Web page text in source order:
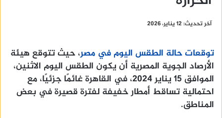
آخر تحديث: 12 يناير، 2026
توقعات حالة الطقس اليوم في مصر، حيث تتوقع هيئة
الأرصاد الجوية المصرية أن يكون الطقس اليوم الاثنين،
الموافق 15 يناير 2024، في القاهرة غائمًا جزئيًا، مع
احتمالية تساقط أمطار خفيفة لفترة قصيرة في بعض
المناطق.